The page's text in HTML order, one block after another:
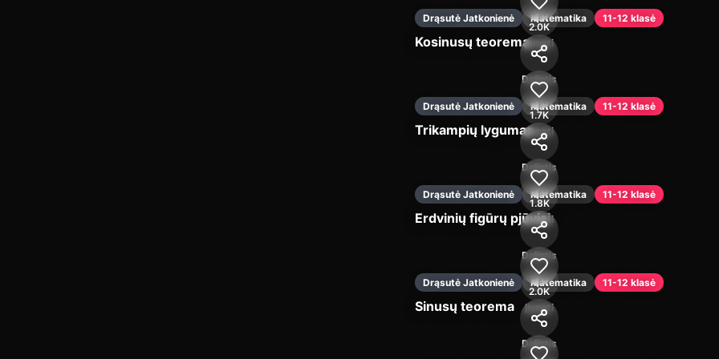
Įjungti
Drąsutė Jatkonienė Matematika 11-12 klasė
Kosinusų teorema
2.0K
Dalintis
Įjungti
Drąsutė Jatkonienė Matematika 11-12 klasė
Trikampių lygumas
1.7K
Dalintis
Įjungti
Drąsutė Jatkonienė Matematika 11-12 klasė
Erdvinių figūrų pjūviai
1.8K
Dalintis
Įjungti
Drąsutė Jatkonienė Matematika 11-12 klasė
Sinusų teorema
2.0K
Dalintis